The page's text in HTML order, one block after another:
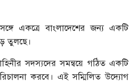
সঙ্গে একত্রে বাংলাদেশের জন্য একটি
তুলছে।
সদস্যদের সমন্বয়ে গঠিত একটি
করবে। এই সম্মিলিত উদ্যোগ